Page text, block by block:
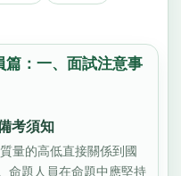
篇：一、面試注意事
考須知
量的高低直接關係到國
命題人員在命題中應堅持